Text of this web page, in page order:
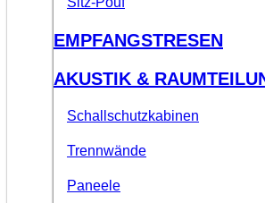
EMPFANGSTRESEN
AKUSTIK &
Schallschutzkabinen
Trennwände
Paneele